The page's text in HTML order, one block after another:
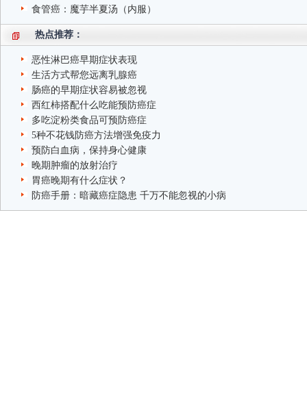
食管癌：魔芋半夏汤（内服）
热点推荐：
恶性淋巴癌早期症状表现
生活方式帮您远离乳腺癌
肠癌的早期症状容易被忽视
西红柿搭配什么吃能预防癌症
多吃淀粉类食品可预防癌症
5种不花钱防癌方法增强免疫力
预防白血病，保持身心健康
晚期肿瘤的放射治疗
胃癌晚期有什么症状？
防癌手册：暗藏癌症隐患 千万不能忽视的小病